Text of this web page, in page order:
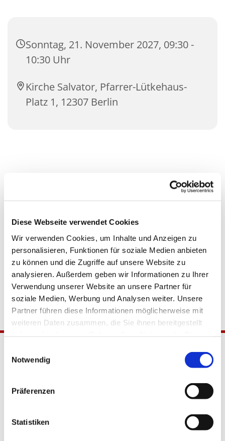
Diese Webseite verwendet Cookies
Wir verwenden Cookies, um Inhalte und Anzeigen zu
personalisieren, Funktionen für soziale Medien anbieten
zu können und die Zugriffe auf unsere Website zu
analysieren. Außerdem geben wir Informationen zu Ihrer
Verwendung unserer Website an unsere Partner für
soziale Medien, Werbung und Analysen weiter. Unsere
Partner führen diese Informationen möglicherweise mit
weiteren Daten zusammen, die Sie ihnen bereitgestellt
Notwendig
Präferenzen
Statistiken
Sonntag, 21. November 2027, 09:30 -
10:30 Uhr
Kirche Salvator, Pfarrer-Lütkehaus-
Platz 1, 12307 Berlin
Katholische Kirchengemeinde